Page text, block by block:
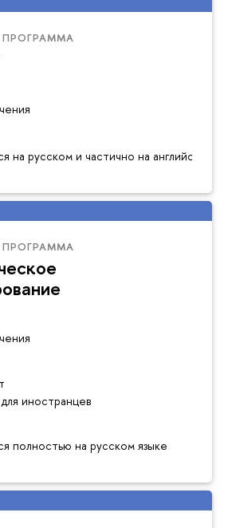
на русском и частично на английском
иностранцев
полностью на русском языке